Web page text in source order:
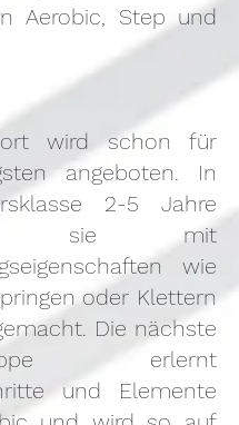
Aerobic, Step und
wird schon für
angeboten. In
2-5 Jahre
sie mit
wie
oder Klettern
Die nächste
erlernt
und Elemente